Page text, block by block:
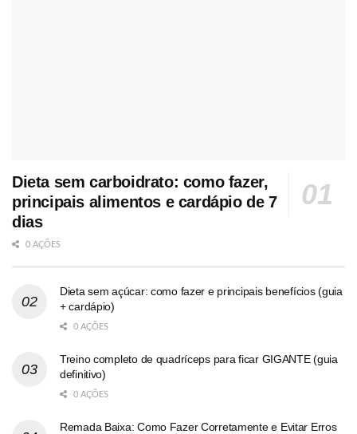
Dieta sem carboidrato: como fazer,
principais alimentos e cardápio de 7
dias
0 AÇÕES
Dieta sem açúcar: como fazer e principais benefícios (guia
+ cardápio)
0 AÇÕES
Treino completo de quadríceps para ficar GIGANTE (guia
definitivo)
0 AÇÕES
Remada Baixa: Como Fazer Corretamente e Evitar Erros